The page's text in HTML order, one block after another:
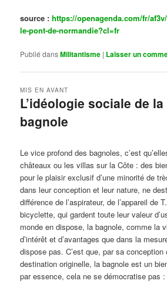
source :https://openagenda.com/fr/
le-pont-de-normandie?cl=fr
Publié dansMilitantisme | Laisser un
L’idéologie sociale de la
bagnole
MIS EN AVANT
Le vice profond des bagnoles, c’est
châteaux ou les villas sur la Côte : des
pour le plaisir exclusif d’une minorité de
dans leur conception et leur nature, ne
différence de l’aspirateur, de l’appareil de
bicyclette, qui gardent toute leur valeur
monde en dispose, la bagnole, comme la
d’intérêt et d’avantages que dans la
dispose pas. C’est que, par sa
destination originelle, la bagnole est un
par essence, cela ne se démocratise pas